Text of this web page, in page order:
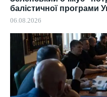
балістичної програми
06.08.2026